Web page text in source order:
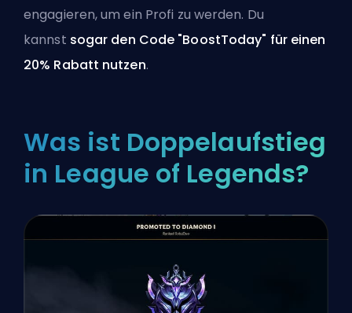
engagieren, um ein Profi zu werden. Du
kannst sogar den Code "BoostToday" für einen
20% Rabatt nutzen.
Was ist Doppelaufstieg
in League of Legends?